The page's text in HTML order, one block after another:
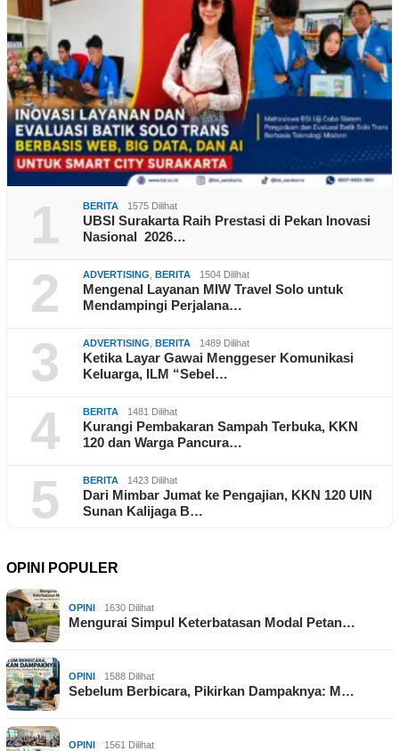
1 BERITA 1575 Dilihat
UBSI Surakarta Raih Prestasi di Pekan Inovasi
Nasional 2026…
2 ADVERTISING, BERITA 1504 Dilihat
Mengenal Layanan MIW Travel Solo untuk
Mendampingi Perjalana…
3 ADVERTISING, BERITA 1489 Dilihat
Ketika Layar Gawai Menggeser Komunikasi
Keluarga, ILM “Sebel…
4 BERITA 1481 Dilihat
Kurangi Pembakaran Sampah Terbuka, KKN
120 dan Warga Pancura…
5 BERITA 1423 Dilihat
Dari Mimbar Jumat ke Pengajian, KKN 120 UIN
Sunan Kalijaga B…
OPINI POPULER
OPINI 1630 Dilihat
Mengurai Simpul Keterbatasan Modal Petan…
OPINI 1588 Dilihat
Sebelum Berbicara, Pikirkan Dampaknya: M…
OPINI 1561 Dilihat